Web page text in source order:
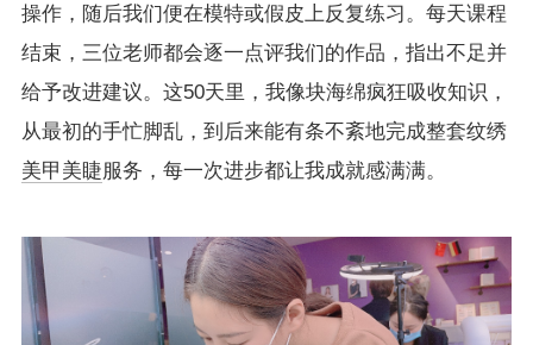
操作，随后我们便在模特或假皮上反复练习。每天课程
结束，三位老师都会逐一点评我们的作品，指出不足并
给予改进建议。这50天里，我像块海绵疯狂吸收知识，
从最初的手忙脚乱，到后来能有条不紊地完成整套纹绣
美甲美睫服务，每一次进步都让我成就感满满。